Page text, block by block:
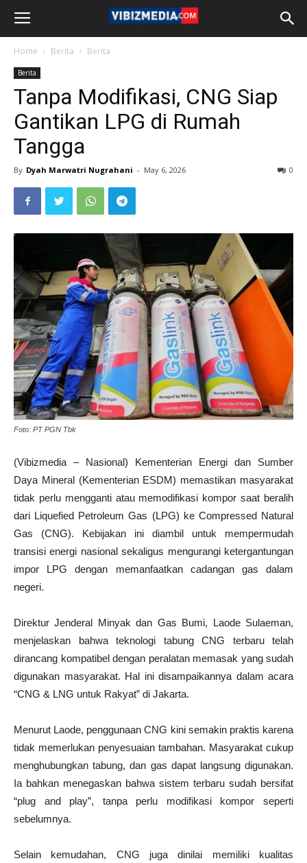
Home Berita Berita
Berita
Tanpa Modifikasi, CNG Siap
Gantikan LPG di Rumah
Tangga
By Dyah Marwatri Nugrahani - May 6, 2026 0
Foto: PT PGN Tbk
(Vibizmedia – Nasional) Kementerian Energi dan Sumber
Daya Mineral (Kementerian ESDM) memastikan masyarakat
tidak perlu mengganti atau memodifikasi kompor saat beralih
dari Liquefied Petroleum Gas (LPG) ke Compressed Natural
Gas (CNG). Kebijakan ini diambil untuk mempermudah
transisi energi nasional sekaligus mengurangi ketergantungan
impor LPG dengan memanfaatkan cadangan gas dalam
negeri.
Direktur Jenderal Minyak dan Gas Bumi, Laode Sulaeman,
menjelaskan bahwa teknologi tabung CNG terbaru telah
dirancang kompatibel dengan peralatan memasak yang sudah
digunakan masyarakat. Hal ini disampaikannya dalam acara
“CNG & LNG untuk Rakyat” di Jakarta.
Menurut Laode, penggunaan CNG kini semakin praktis karena
tidak memerlukan penyesuaian tambahan. Masyarakat cukup
menghubungkan tabung, dan gas dapat langsung digunakan.
Ia bahkan menegaskan bahwa sistem terbaru sudah bersifat
“plug and play”, tanpa perlu modifikasi kompor seperti
sebelumnya.
Selain kemudahan, CNG juga dinilai memiliki kualitas